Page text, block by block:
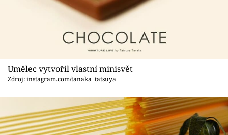
Umělec vytvořil vlastní minisvět
Zdroj: instagram.com/tanaka_tatsuya